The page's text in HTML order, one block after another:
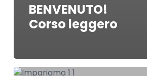
BENVENUTO!
Corso leggero
IMPARIAMO!